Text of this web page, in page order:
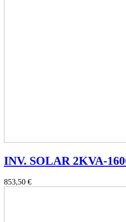
INV. SOLAR 2KVA-
853,50 €